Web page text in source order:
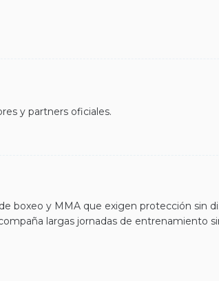
y partners oficiales.
boxeo y MMA que exigen protección sin
largas jornadas de entrenamiento